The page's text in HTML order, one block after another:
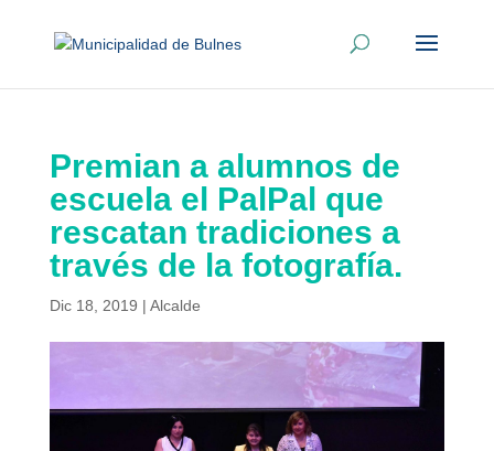
Premian a alumnos de
escuela el PalPal que
rescatan tradiciones a
través de la fotografía.
Dic 18, 2019 | Alcalde